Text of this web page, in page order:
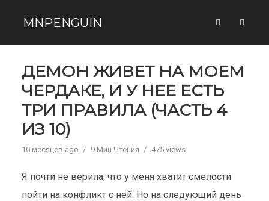
MNPENGUIN
ДЕМОН ЖИВЕТ НА МОЕМ
ЧЕРДАКЕ, И У НЕЕ ЕСТЬ
ТРИ ПРАВИЛА (ЧАСТЬ 4
ИЗ 10)
10 месяцев ago 9 Мин Чтения 475 views
Я почти не верила, что у меня хватит смелости
пойти на конфликт с ней. Но на следующий день